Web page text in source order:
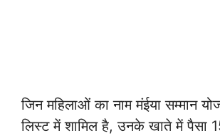
जिन महिलाओं का नाम मंईया सम्मान
लिस्ट में शामिल है, उनके खाते में पैसा